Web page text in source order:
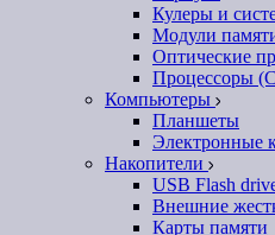
Кулеры и
Модули
Оптические
Процессоры
Компьютеры
Планшеты
Электронные
Накопители
USB Flash
Внешние
Карты памяти